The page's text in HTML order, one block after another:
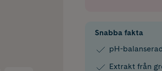
Snabba fakta
pH-
Extrakt från